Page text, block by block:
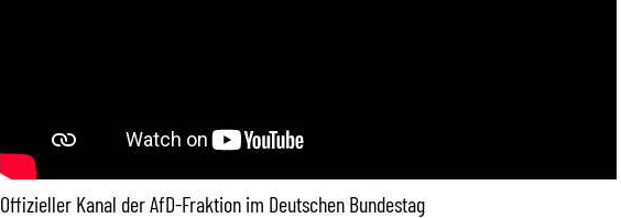
Offizieller Kanal der AfD-Fraktion im Deutschen Bundestag